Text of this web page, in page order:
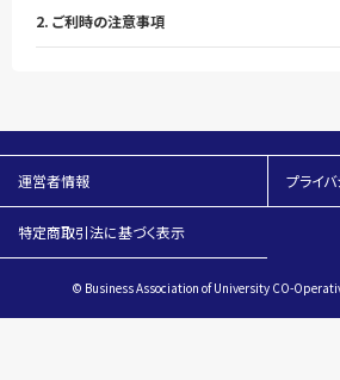
2. ご利時の注意事項
運営者情報 プライ
特定商取引法に基づく表示
© Business Association of University CO-